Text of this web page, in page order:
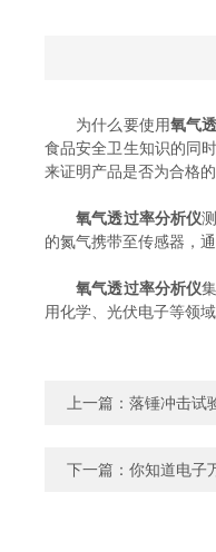
为什么要使用氧气
食品安全卫生知识的同
来证明产品是否为合格
氧气透过率分析仪
的氮气携带至传感器，
氧气透过率分析仪
用化学、光伏电子等领
上一篇： 落锤冲击试
下一篇： 你知道电子